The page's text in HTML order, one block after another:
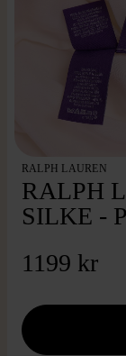
RALPH LAUREN
RALPH
SILKE -
1199 kr